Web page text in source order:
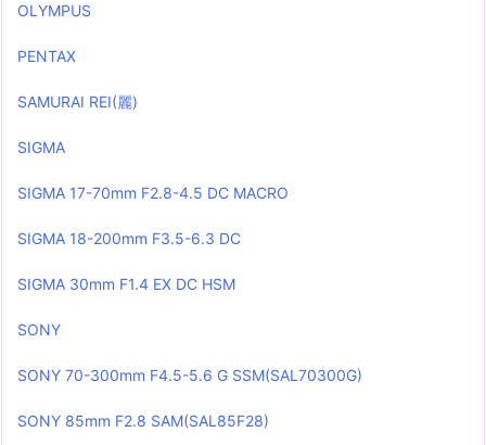
OLYMPUS
PENTAX
SAMURAI REI(麗)
SIGMA
SIGMA 17-70mm F2.8-4.5 DC MACRO
SIGMA 18-200mm F3.5-6.3 DC
SIGMA 30mm F1.4 EX DC HSM
SONY
SONY 70-300mm F4.5-5.6 G SSM(SAL70300G)
SONY 85mm F2.8 SAM(SAL85F28)